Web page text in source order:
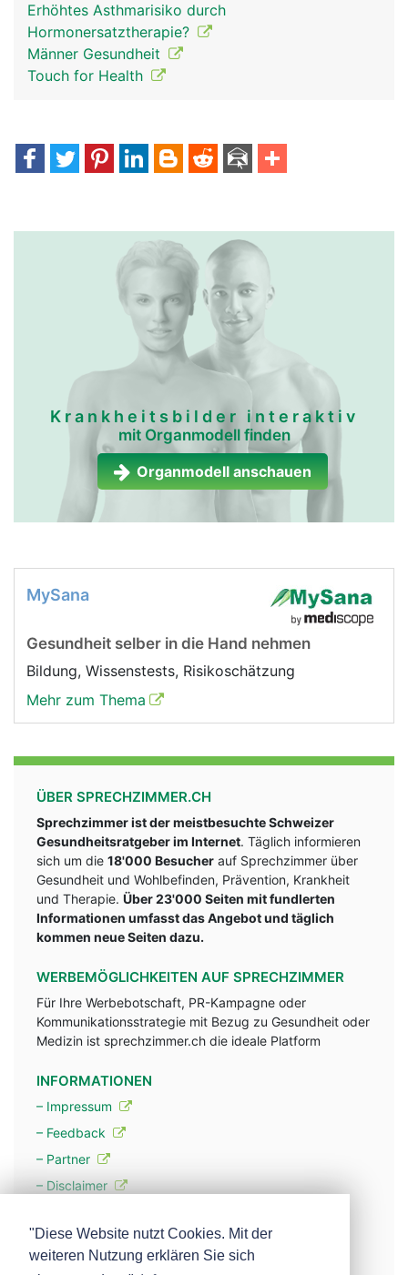
Erhöhtes Asthmarisiko durch
Hormonersatztherapie?
Männer Gesundheit
Touch for Health
Krankheitsbilder interaktiv
mit Organmodell finden
Organmodell anschauen
MySana
Gesundheit selber in die Hand nehmen
Bildung, Wissenstests, Risikoschätzung
Mehr zum Thema
ÜBER SPRECHZIMMER.CH
Sprechzimmer ist der meistbesuchte Schweizer
Gesundheitsratgeber im Internet. Täglich informieren
sich um die 18'000 Besucher auf Sprechzimmer über
Gesundheit und Wohlbefinden, Prävention, Krankheit
und Therapie. Über 23'000 Seiten mit fundlerten
Informationen umfasst das Angebot und täglich
kommen neue Seiten dazu.
WERBEMÖGLICHKEITEN AUF SPRECHZIMMER
Für Ihre Werbebotschaft, PR-Kampagne oder
Kommunikationsstrategie mit Bezug zu Gesundheit oder
Medizin ist sprechzimmer.ch die ideale Platform
INFORMATIONEN
– Impressum
– Feedback
– Partner
– Disclaimer
– Werbung
"Diese Website nutzt Cookies. Mit der
weiteren Nutzung erklären Sie sich